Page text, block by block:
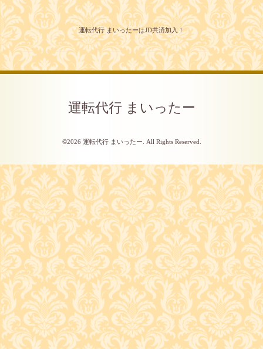
運転代行 まいったーはJD共済加入！
運転代行 まいったー
©2026 運転代行 まいったー . All Rights Reserved.